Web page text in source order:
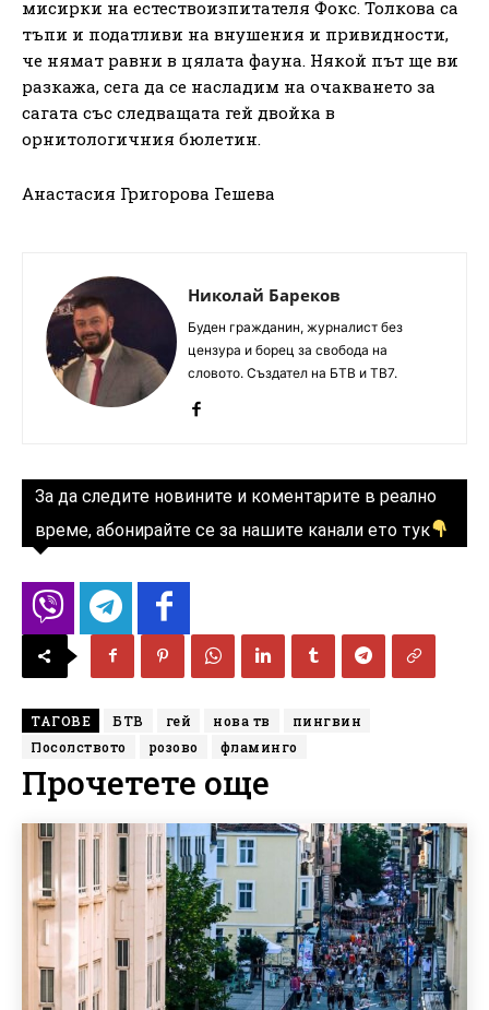
мисирки на естествоизпитателя Фокс. Толкова са
тъпи и податливи на внушения и привидности,
че нямат равни в цялата фауна. Някой път ще ви
разкажа, сега да се насладим на очакването за
сагата със следващата гей двойка в
орнитологичния бюлетин.
Анастасия Григорова Гешева
Николай Бареков
Буден гражданин, журналист без
цензура и борец за свобода на
словото. Създател на БТВ и ТВ7.
За да следите новините и коментарите в реално
време, абонирайте се за нашите канали ето тук
ТАГОВЕ БТВ гей нова тв
пингвин
Посолството
розово фламинго
Прочетете още